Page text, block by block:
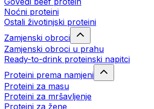
Noćni proteini
Ostali životinjski proteini
Zamjenski obroci
Zamjenski obroci u prahu
Ready-to-drink proteinski napitci
Proteini prema namjeni
Proteini za masu
Proteini za mršavljenje
Proteini za žene